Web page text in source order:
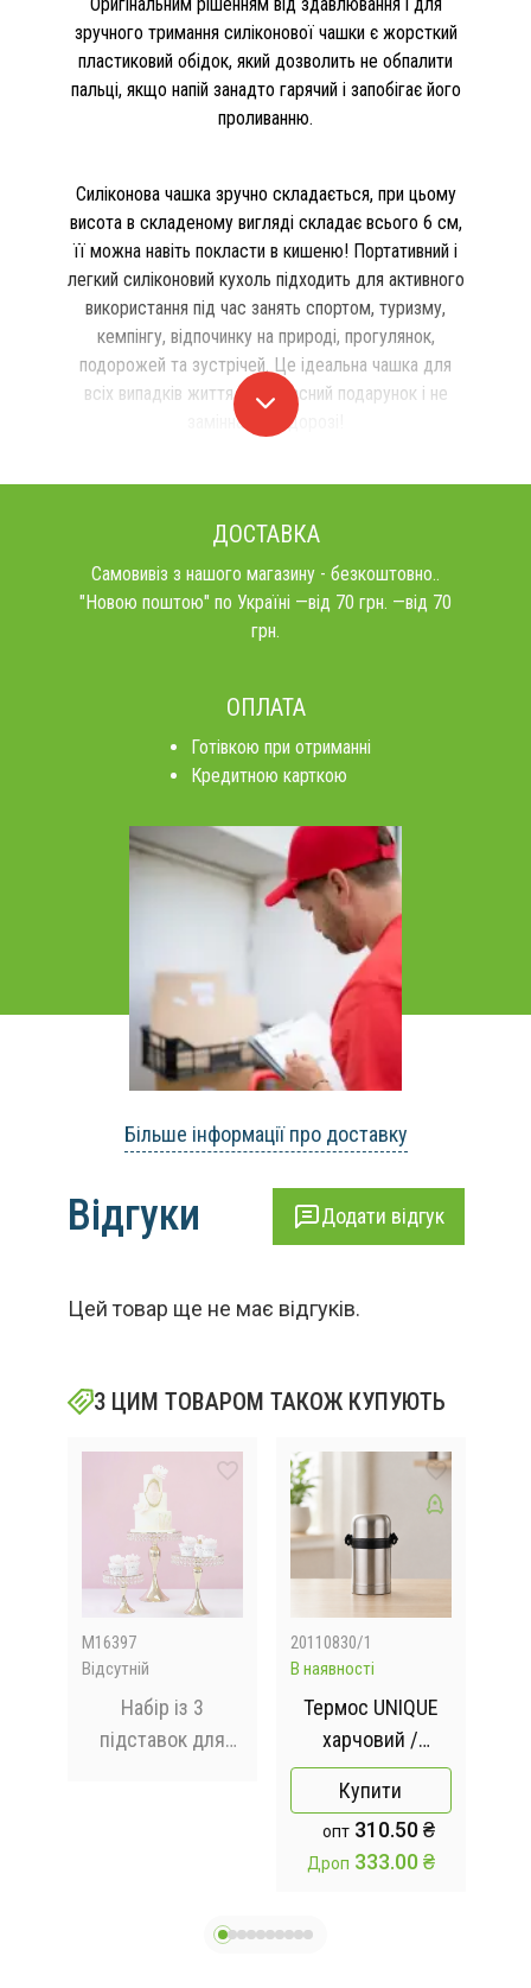
зручного тримання силіконової чашки є жорсткий
пластиковий обідок, який дозволить не обпалити
пальці, якщо напій занадто гарячий і запобігає його
проливанню.
Силіконова чашка зручно складається, при цьому
висота в складеному вигляді складає всього 6 см,
її можна навіть покласти в кишеню! Портативний і
легкий силіконовий кухоль підходить для активного
використання під час занять спортом, туризму,
кемпінгу, відпочинку на природі, прогулянок,
подорожей та зустрічей. Це ідеальна чашка для
всіх випадків життя. Прекрасний подарунок і не
замінна річ у дорозі!
ДОСТАВКА
Самовивіз з нашого магазину - безкоштовно..
"Новою поштою" по Україні —від 70 грн. —від 70
грн.
ОПЛАТА
Готівкою при отриманні
Кредитною карткою
Більше інформації про доставку
Відгуки Додати відгук
Цей товар ще не має відгуків.
З ЦИМ ТОВАРОМ ТАКОЖ КУПУЮТЬ
M16397
Відсутній
Набір із 3
підставок для
20110830/1
В наявності
Термос UNIQUE
харчовий /
Термос
металевий з
кришкою 0,6л
Купити
опт310.50 ₴
Дроп 333.00 ₴